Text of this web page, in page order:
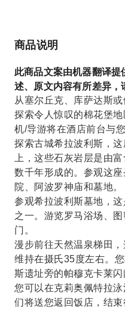
参观联合国教科文组
商品说明
此商品文案由机器翻译
述、原文内容有所差异，
从塞尔丘克、库萨达斯
探索令人惊叹的棉花堡
机/导游将在酒店前台与
探索古城希拉波利斯，
上，这些石灰岩层是由
数千年形成的。参观这
院、阿波罗神庙和墓地。
参观希拉波利斯墓地，
之一。游览罗马浴场、
门。
漫步前往天然温泉梯田
维持在摄氏35度左右。
斯遗址旁的帕穆克卡莱闪
您可以在克莉奥佩特拉
们将送您返回饭店，结